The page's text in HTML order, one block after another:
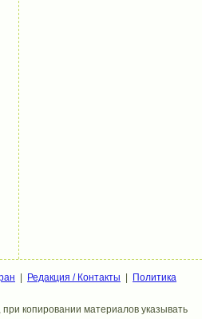
Редакция / Контакты
Политика
копировании материалов указывать